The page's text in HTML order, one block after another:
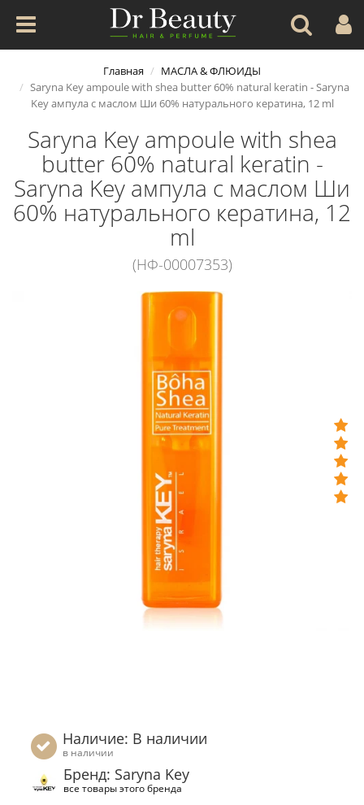
Главная
МАСЛА & ФЛЮИДЫ
Saryna Key ampoule with shea butter 60% natural keratin - Saryna
Key ампула с маслом Ши 60% натурального кератина, 12 ml
Saryna Key ampoule with shea
butter 60% natural keratin -
Saryna Key ампула с маслом Ши
60% натурального кератина, 12
ml
(НФ-00007353)
Наличие: В наличии
в наличии
Бренд: Saryna Key
все товары этого бренда